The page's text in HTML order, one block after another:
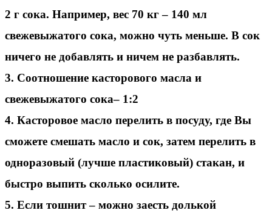
2 г сока. Например, вес 70 кг – 140 мл
свежевыжатого сока, можно чуть меньше. В сок
ничего не добавлять и ничем не разбавлять.
3. Соотношение касторового масла и
свежевыжатого сока– 1:2
4. Касторовое масло перелить в посуду, где Вы
сможете смешать масло и сок, затем перелить в
одноразовый (лучше пластиковый) стакан, и
быстро выпить сколько осилите.
5. Если тошнит – можно заесть долькой